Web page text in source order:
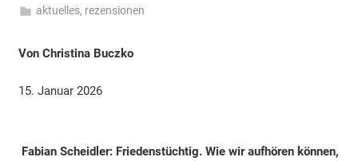
Januar
Klosius
aktuelles, rezensionen
Von Christina Buczko
15. Januar 2026
Fabian Scheidler: Friedenstüchtig. Wie wir aufhören können,